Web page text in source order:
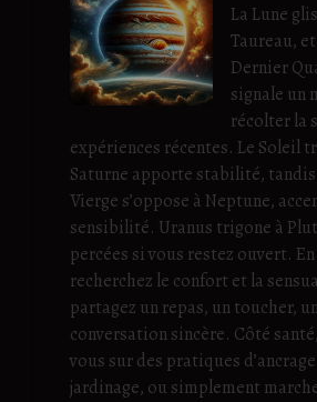
La Lune
Taureau,
Dernier
signale un
récolter la
expériences récentes. Le Soleil
Saturne apporte stabilité, tandis
Vierge s’oppose à Neptune,
sensibilité. Uranus trigone à
percées si vous restez ouvert.
recherchez le confort et la
partagez un repas, un toucher,
conversation sincère. Côté
vous sur des pratiques
jardinage, ou simplement